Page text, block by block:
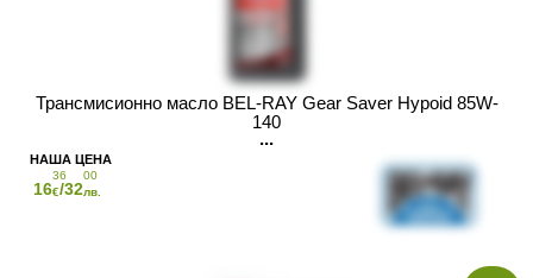
Трансмисионно масло BEL-RAY Gear Saver Hypoid 85W-
140
16
36
€/32
00
лв.